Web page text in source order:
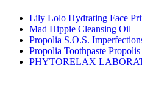
Lily Lolo Hydrating Face
Mad Hippie Cleansing Oil
Propolia S.O.S.
Propolia Toothpaste
PHYTORELAX